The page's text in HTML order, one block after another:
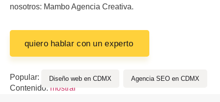
nosotros: Mambo Agencia Creativa.
quiero hablar con un experto
Popular: Diseño web en CDMX Agencia SEO en CDMX
Contenido: mostrar